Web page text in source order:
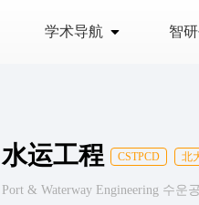
学术导航 智
水运工程 CSTPCD 北
Port & Waterway Engineering 수운